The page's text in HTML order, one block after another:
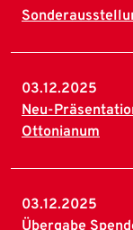
03.12.2025
Neu-
Ottonianum
03.12.2025
Übergabe